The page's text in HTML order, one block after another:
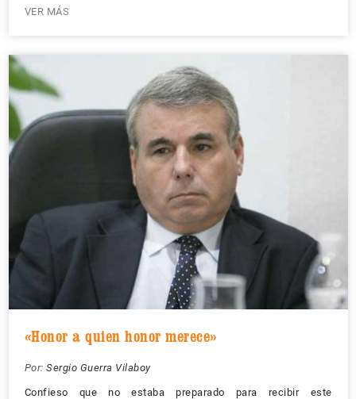
VER MÁS
«Honor a quien honor merece»
Por: Sergio Guerra Vilaboy
Confieso que no estaba preparado para recibir este